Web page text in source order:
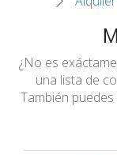
¿No es
una lista de
También